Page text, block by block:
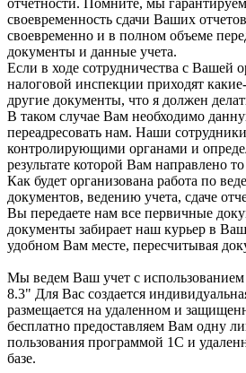
своевременность сдачи Ваших
своевременно и в полном объеме
документы и данные учета.
Если в ходе сотрудничества с Вашей
налоговой инспекции приходят
другие документы, что я должен
В таком случае Вам необходимо
переадресовать нам. Наши
контролирующими органами и
результате которой Вам направлено
Как будет организована работа по
документов, ведению учета, сдаче
Вы передаете нам все первичные
документы забирает наш курьер в
удобном Вам месте, пересчитывая
Мы ведем Ваш учет с
8.3" Для Вас создается
размещается на удаленном и
бесплатно предоставляем Вам одну
пользования программой 1С и
базе.